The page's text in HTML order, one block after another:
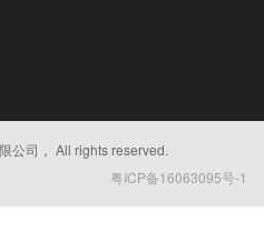
公司， All rights reserved.
粤ICP备16063095号-1